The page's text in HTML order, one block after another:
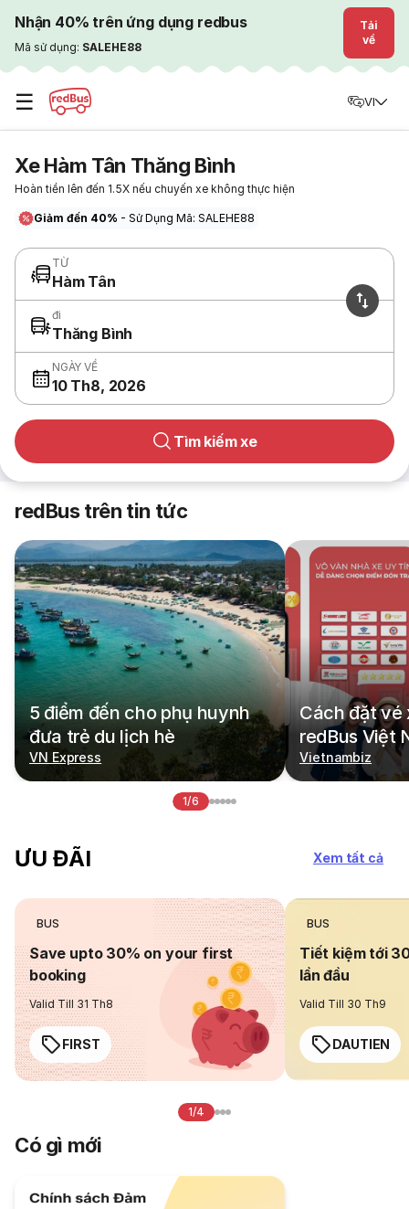
Nhận 40% trên ứng dụng redbus
Mã sử dụng: SALEHE88
Tải
về
☰ VI
Xe Hàm Tân Thăng Bình
Hoàn tiền lên đến 1.5X nếu chuyến xe không thực hiện
Giảm đến 40% - Sử Dụng Mã: SALEHE88
TỪ
Hàm Tân
đi
Thăng Bình
NGÀY VỀ
10 Th8, 2026
Tìm kiếm xe
redBus trên tin tức
5 điểm đến cho phụ huynh
đưa trẻ du lịch hè
VN Express
Cách đặt vé
redBus Việt
Vietnambiz
1/6
ƯU ĐÃI Xem tất cả
BUS
Save upto 30% on your first
booking
Valid Till 31 Th8
FIRST
BUS
Tiết kiệm tới
lần đầu
Valid Till 30 Th9
DAUTIEN
1/4
Có gì mới